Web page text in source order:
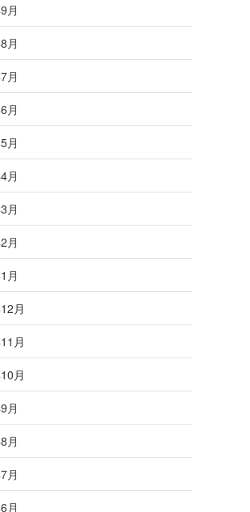
月
月
月
月
月
月
月
月
月
月
月
月
月
月
月
月